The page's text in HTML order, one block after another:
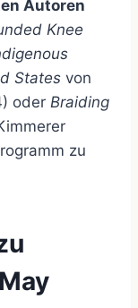
Autoren
Knee
States von
oder Braiding
zu